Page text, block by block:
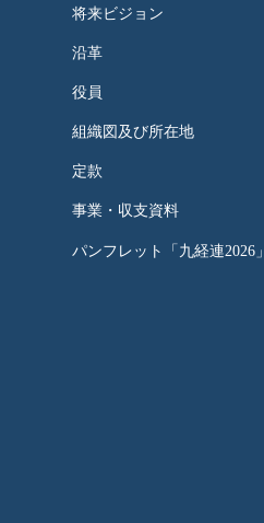
将来ビジョン
沿革
役員
組織図及び所在地
定款
事業・収支資料
パンフレット「九経連2026」